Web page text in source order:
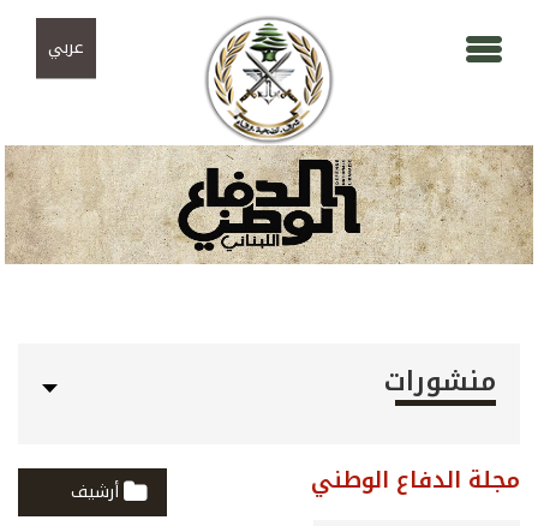
عربي
منشورات
مجلة الدفاع الوطني
أرشيف